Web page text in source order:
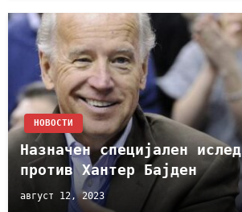
НОВОСТИ
Назначен специјален
против Хантер Бајден
август 12, 2023